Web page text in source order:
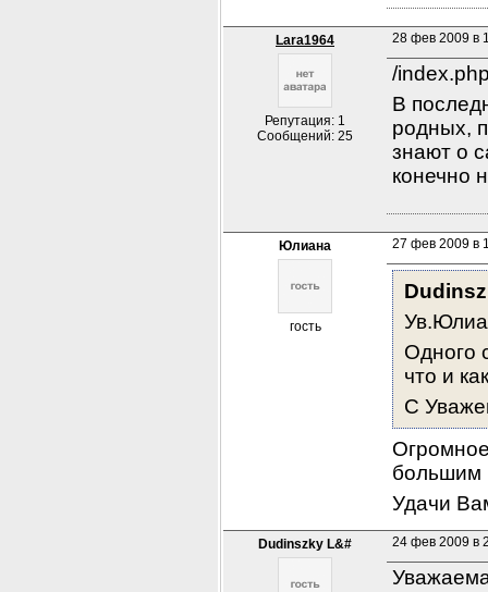
Lara1964
Репутация: 1
Сообщений: 25
28 фев 2009 в
/
В
родных,
знают о
конечно
Юлиана
гость
27 фев 2009 в
Одного
что и
С
большим
Удачи
Dudinszky L&# 24 фев 2009 в